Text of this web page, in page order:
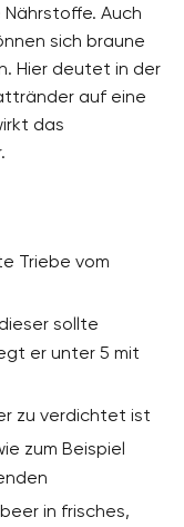
Auch
sich braune
Hier deutet in der
auf eine
das
Triebe vom
sollte
er unter 5 mit
zu verdichtet ist
zum Beispiel
in frisches,